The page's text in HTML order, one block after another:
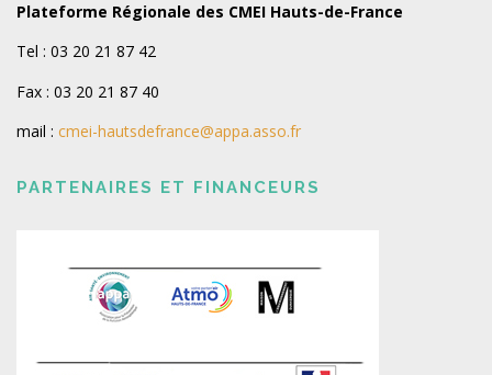
Plateforme Régionale des CMEI Hauts-de-France
Tel : 03 20 21 87 42
Fax : 03 20 21 87 40
mail : cmei-hautsdefrance@appa.asso.fr
PARTENAIRES ET FINANCEURS